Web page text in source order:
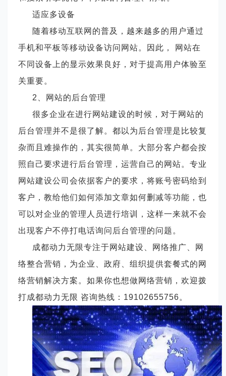
适应多设备
随着移动互联网的普及，越来越多的用户通过
手机和平板等移动设备访问网站。因此， 网站在
不同设备上的显示效果良好，对于提高用户体验至
关重要。
2、网站的后台管理
很多企业在进行网站建设的时候，对于网站的
后台管理并不是很了解。都以为后台管理是比较复
杂而且难操作的，其实很简单。大部分客户都会按
照自己要求进行后台管理，运营自己的网站。专业
网站建设公司会依据客户的要求，将账号密码给到
客户，教给他们如何添加文章如何删减等功能，也
可以对企业的管理人员进行培训，这样一来就不会
出现客户不停打电话询问后台管理的问题。
成都动力无限专注于网站建设、网络推广、网
络整合营销，为企业、政府、组织提供套餐式的网
络营销解决方案。如果你也想做网络营销，欢迎拨
打成都动力无限 咨询热线： 19102655756。